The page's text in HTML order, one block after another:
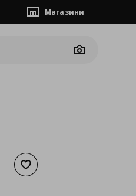
Магазини
Camera
Добави към списъка с